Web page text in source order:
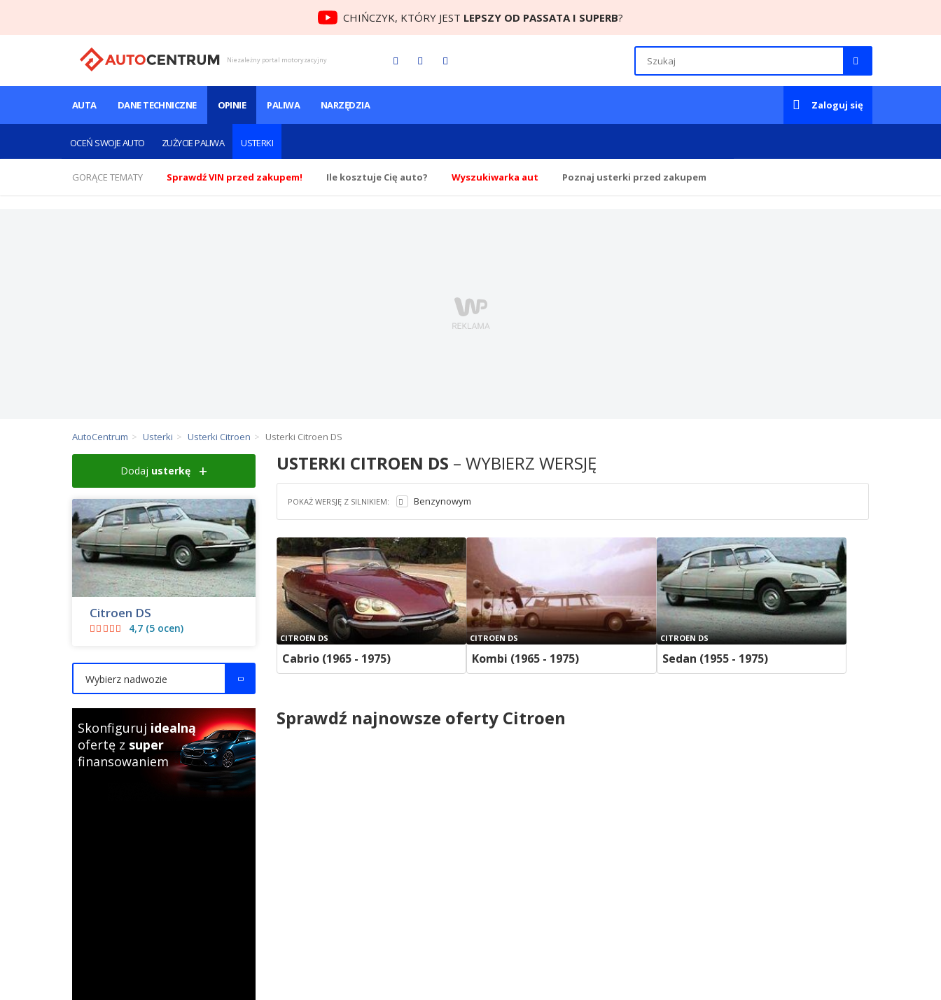
CHIŃCZYK, KTÓRY JEST LEPSZY OD PASSATA I SUPERB?
Niezależny portal motoryzacyjny
AUTA DANE TECHNICZNE OPINIE
OCEŃ SWOJE AUTO ZUŻYCIE PALIWA USTERKI
PALIWA NARZĘDZIA Zaloguj się
GORĄCE TEMATY Sprawdź VIN przed zakupem! Ile kosztuje Cię auto? Wyszukiwarka aut Poznaj usterki przed zakupem
AutoCentrum Usterki Usterki Citroen Usterki Citroen DS
USTERKI CITROEN DS – WYBIERZ WERSJĘ
POKAŻ WERSJĘ Z SILNIKIEM: Benzynowym
CITROEN DS
Cabrio (1965 - 1975)
CITROEN DS
Kombi (1965 - 1975)
CITROEN DS
Sedan (1955 - 1975)
Sprawdź najnowsze oferty Citroen
Dodaj usterkę
Citroen DS
4,7 (5 ocen)
Wybierz nadwozie
Skonfiguruj idealną
ofertę z super
finansowaniem